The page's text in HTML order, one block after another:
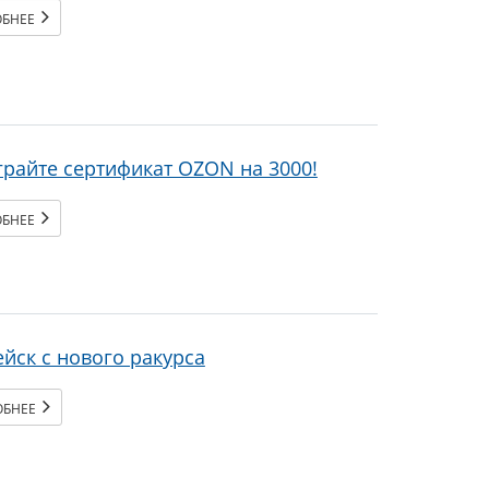
сертификат OZON на 3000!
с нового ракурса